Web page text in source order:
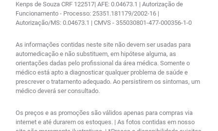
Kenps de Souza CRF 122517| AFE: 0.04673.1 | Autorização de
Funcionamento - Processo: 25351.181179/2002-16 |
Autorização/MS: 0.04673.1 | CMVS - 355030801-477-000356-1-0
As informações contidas neste site não devem ser usadas para
automedicação e não substituem, em hipótese alguma, as
orientações dadas pelo profissional da área médica. Somente o
médico está apto a diagnosticar qualquer problema de saúde e
prescrever o tratamento adequado. Ao persistirem os sintomas, um
médico deverá ser consultado.
Os preços e as promoções são válidos apenas para compras via
internet e até durarem os estoques. | As fotos contidas em nosso